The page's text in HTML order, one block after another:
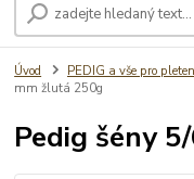
Úvod PEDIG a vše pro
mm žlutá 250g
Pedig šény